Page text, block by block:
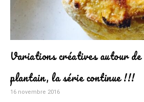
Variations créatives autour de
plantain, la série continue !!!
16 novembre 2016